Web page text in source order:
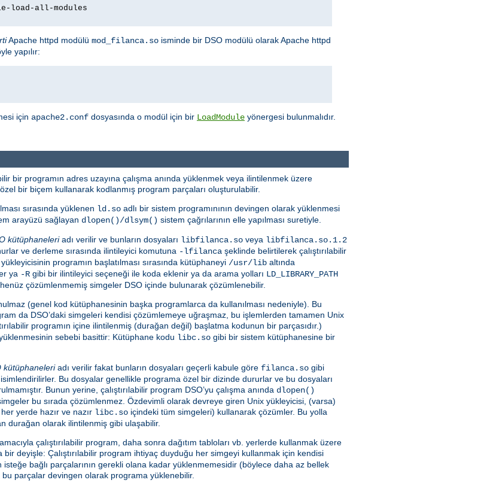
load-all-modules
Apache httpd modülü mod_filanca.so isminde bir DSO modülü olarak Apache httpd
yapılır:
için apache2.conf dosyasında o modül için bir LoadModule yönergesi bulunmalıdır.
bir programın adres uzayına çalışma anında yüklenmek veya ilintilenmek üzere
bir biçem kullanarak kodlanmış program parçaları oluşturulabilir.
sırasında yüklenen ld.so adlı bir sistem programınının devingen olarak yüklenmesi
arayüzü sağlayan dlopen()/dlsym() sistem çağrılarının elle yapılması suretiyle.
kütüphaneleriadı verilir ve bunların dosyaları libfilanca.so veya libfilanca.so.1.2
ve derleme sırasında ilintileyici komutuna -lfilanca şeklinde belirtilerek çalıştırılabilir
programın başlatılması sırasında kütüphaneyi /usr/lib altında
ya -R gibi bir ilintileyici seçeneği ile koda eklenir ya da arama yolları LD_LIBRARY_PATH
henüz çözümlenmemiş simgeler DSO içinde bulunarak çözümlenebilir.
(genel kod kütüphanesinin başka programlarca da kullanılması nedeniyle). Bu
da DSO’daki simgeleri kendisi çözümlemeye uğraşmaz, bu işlemlerden tamamen Unix
programın içine ilintilenmiş (durağan değil) başlatma kodunun bir parçasıdır.)
sebebi basittir: Kütüphane kodu libc.so gibi bir sistem kütüphanesine bir
kütüphaneleriadı verilir fakat bunların dosyaları geçerli kabule göre filanca.so gibi
Bu dosyalar genellikle programa özel bir dizinde dururlar ve bu dosyaları
Bunun yerine, çalıştırılabilir program DSO’yu çalışma anında dlopen()
bu sırada çözümlenmez. Özdevimli olarak devreye giren Unix yükleyicisi, (varsa)
yerde hazır ve nazır libc.so içindeki tüm simgeleri) kullanarak çözümler. Bu yolla
durağan olarak ilintilenmiş gibi ulaşabilir.
çalıştırılabilir program, daha sonra dağıtım tabloları vb. yerlerde kullanmak üzere
deyişle: Çalıştırılabilir program ihtiyaç duyduğu her simgeyi kullanmak için kendisi
bağlı parçalarının gerekli olana kadar yüklenmemesidir (böylece daha az bellek
bu parçalar devingen olarak programa yüklenebilir.